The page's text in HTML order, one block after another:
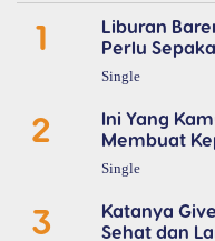
1
Liburan
Perlu
Single
2
Ini Yang
Membuat
Single
3
Katanya
Sehat dan